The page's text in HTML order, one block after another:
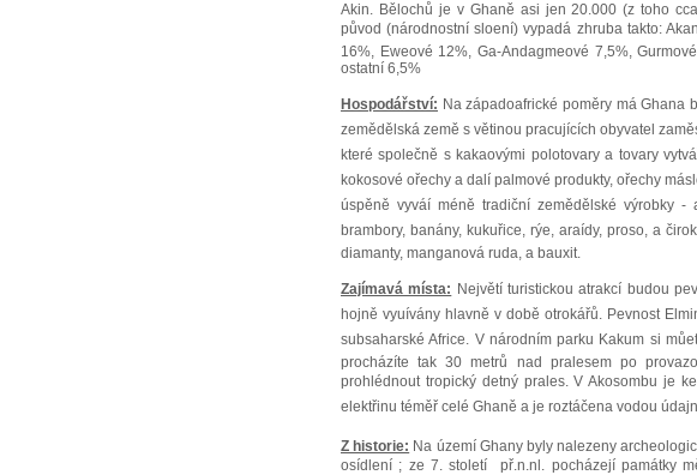
Akin. Bělochů je v Ghaně asi jen 20.000 (z toho
původ (národnostní sloení) vypadá zhruba takto:
16%, Eweové 12%, Ga-Andagmeové 7,5%,
ostatní 6,5%
Hospodářství: Na západoafrické poměry má Ghana
zemědělská země s větinou pracujících obyvatel
které společně s kakaovými polotovary a tovary
kokosové ořechy a dalí palmové produkty, ořechy
úspěně vyváí méně tradiční zemědělské
brambory, banány, kukuřice, rýe, araídy, proso, a
diamanty, manganová ruda, a bauxit.
Zajímavá místa: Největí turistickou atrakcí budou
hojně vyuívány hlavně v době otrokářů. Pevnost
subsaharské Africe. V národním parku Kakum si
procházíte tak 30 metrů nad pralesem po
prohlédnout tropický detný prales. V Akosombu je
elektřinu téměř celé Ghaně a je roztáčena vodou
Z historie: Na území Ghany byly nalezeny
osídlení ; ze 7. století př.n.nl. pocházejí památky